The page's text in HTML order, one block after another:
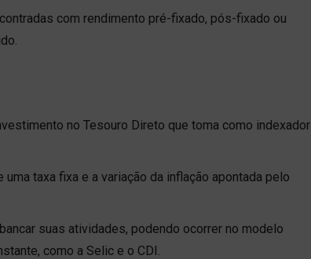
com rendimento pré-fixado, pós-fixado ou
no Tesouro Direto que toma como indexador
taxa fixa e a variação da inflação apontada pelo
suas atividades, podendo ocorrer no modelo
como a Selic e o CDI.